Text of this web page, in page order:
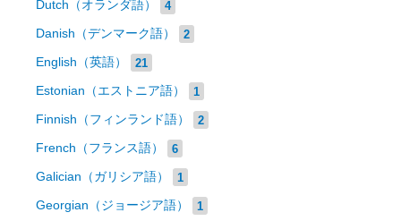
Dutch（オランダ語） 4
Danish（デンマーク語） 2
English（英語） 21
Estonian（エストニア語） 1
Finnish（フィンランド語） 2
French（フランス語） 6
Galician（ガリシア語） 1
Georgian（ジョージア語） 1